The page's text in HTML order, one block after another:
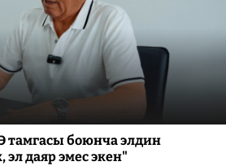
тамгасы боюнча элдин
даяр эмес экен"